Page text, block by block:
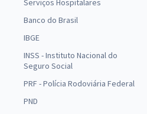
Serviços Hospitalares
Banco do Brasil
IBGE
INSS - Instituto Nacional do
Seguro Social
PRF - Polícia Rodoviária Federal
PND